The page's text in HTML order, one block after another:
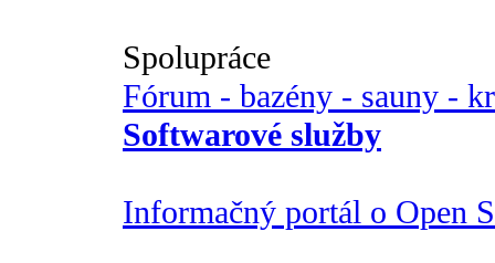
Spolupráce
Fórum - bazény - sauny -
Softwarové služby
Informačný portál o Open